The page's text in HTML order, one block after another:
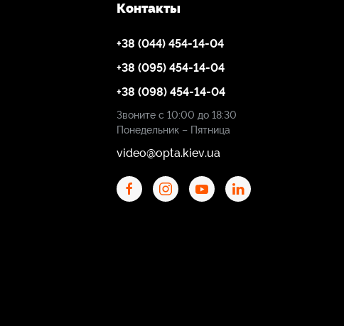
Контакты
+38 (044) 454-14-04
+38 (095) 454-14-04
+38 (098) 454-14-04
Звоните с 10:00 до 18:30
Понедельник – Пятница
video@opta.kiev.ua